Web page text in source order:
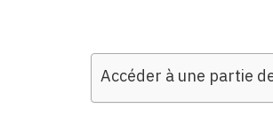
Accéder à une partie